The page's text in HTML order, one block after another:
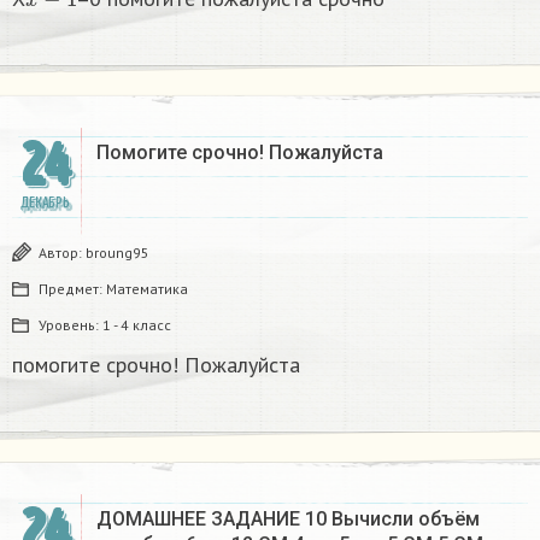
24
ДЕКАБРЬ
Помогите срочно! Пожалуйста
Автор: broung95
Предмет: Математика
Уровень: 1 - 4 класс
помогите срочно! Пожалуйста
ДОМАШНЕЕ ЗАДАНИЕ 10 Вычисли объём